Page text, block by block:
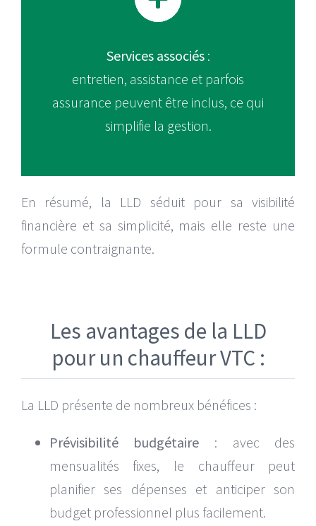
Services associés:
entretien, assistance et parfois
assurance peuvent être inclus, ce qui
simplifie la gestion.
En résumé, la LLD séduit pour sa visibilité
financière et sa simplicité, mais elle reste une
formule contraignante.
Les avantages de la LLD
pour un chauffeur VTC :
La LLD présente de nombreux bénéfices :
Prévisibilité budgétaire : avec des
mensualités fixes, le chauffeur peut
planifier ses dépenses et anticiper son
budget professionnel plus facilement.